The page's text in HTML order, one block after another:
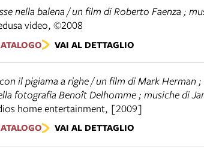
nella balena / un film di Roberto Faenza ;
video, ©2008
VAI AL DETTAGLIO
il pigiama a righe / un film di Mark Herman
fotografia Benoît Delhomme ; musiche di
home entertainment, [2009]
VAI AL DETTAGLIO